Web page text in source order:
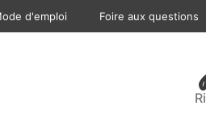
d'emploi Foire aux questions